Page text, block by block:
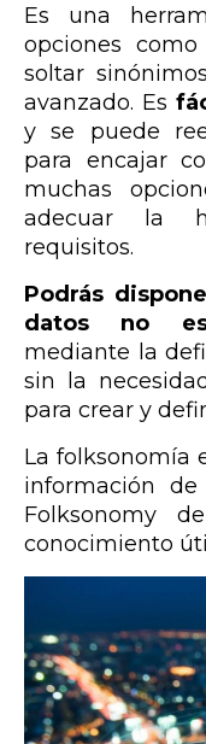
Es una
opciones
soltar
avanzado. Es
y se puede
para encajar
muchas
adecuar la
requisitos.
Podrás
datos no
mediante la
sin la
para crear y
La folksonomía
información
Folksonomy
conocimiento